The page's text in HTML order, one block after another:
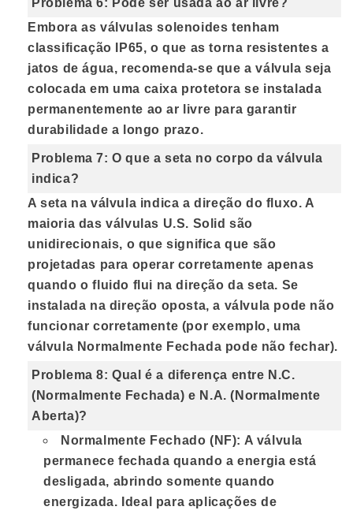
Problema 6: Pode ser usada ao ar livre?
Embora as válvulas solenoides tenham
classificação IP65, o que as torna resistentes a
jatos de água, recomenda-se que a válvula seja
colocada em uma caixa protetora se instalada
permanentemente ao ar livre para garantir
durabilidade a longo prazo.
Problema 7: O que a seta no corpo da válvula
indica?
A seta na válvula indica a direção do fluxo. A
maioria das válvulas U.S. Solid são
unidirecionais, o que significa que são
projetadas para operar corretamente apenas
quando o fluido flui na direção da seta. Se
instalada na direção oposta, a válvula pode não
funcionar corretamente (por exemplo, uma
válvula Normalmente Fechada pode não fechar).
Problema 8: Qual é a diferença entre N.C.
(Normalmente Fechada) e N.A. (Normalmente
Aberta)?
Normalmente Fechado (NF): A válvula
permanece fechada quando a energia está
desligada, abrindo somente quando
energizada. Ideal para aplicações de